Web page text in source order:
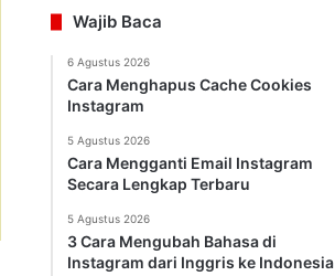
Wajib Baca
6 Agustus 2026
Cara Menghapus Cache Cookies
Instagram
5 Agustus 2026
Cara Mengganti Email Instagram
Secara Lengkap Terbaru
5 Agustus 2026
3 Cara Mengubah Bahasa di
Instagram dari Inggris ke Indonesia